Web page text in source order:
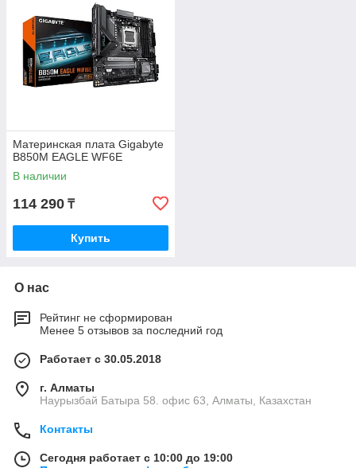
Материнская плата Gigabyte
B850M EAGLE WF6E
В наличии
114 290 ₸
Купить
О нас
Рейтинг не сформирован
Менее 5 отзывов за последний год
Работает с 30.05.2018
г. Алматы
Наурызбай Батыра 58. офис 63, Алматы, Казахстан
Контакты
Сегодня работает с 10:00 до 19:00